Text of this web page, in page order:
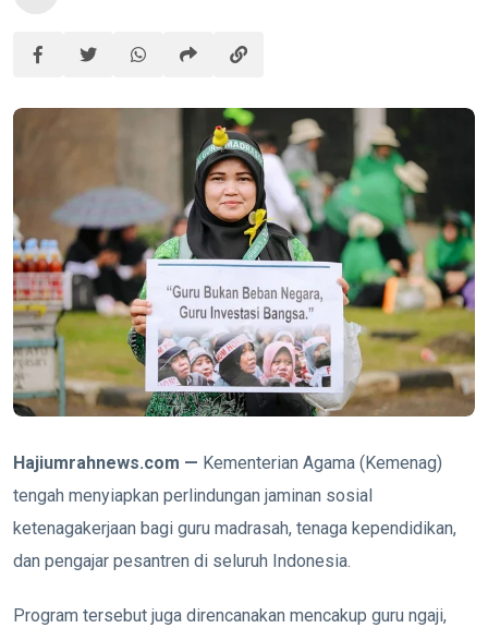
Hajiumrahnews.com — Kementerian Agama (Kemenag)
tengah menyiapkan perlindungan jaminan sosial
ketenagakerjaan bagi guru madrasah, tenaga kependidikan,
dan pengajar pesantren di seluruh Indonesia.
Program tersebut juga direncanakan mencakup guru ngaji,